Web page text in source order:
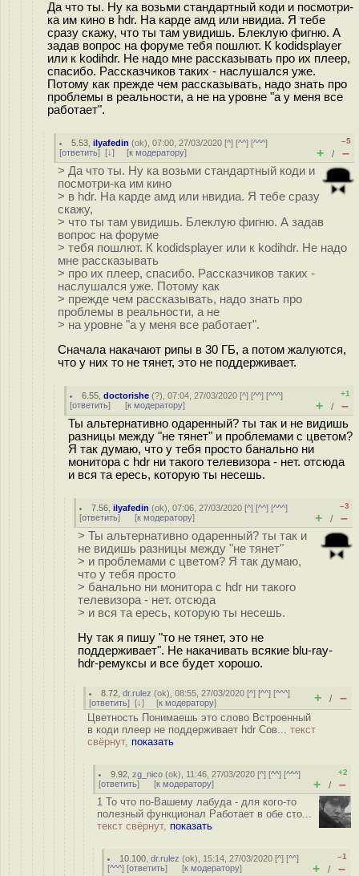
Да что ты. Ну ка возьми стандартный коди и посмотри-
ка им кино в hdr. На карде амд или нвидиа. Я тебе
сразу скажу, что ты там увидишь. Блеклую фигню. А
задав вопрос на форуме тебя пошлют. К kodidsplayer
или к kodihdr. Не надо мне рассказывать про их плеер,
спасибо. Рассказчиков таких - наслушался уже.
Потому как прежде чем рассказывать, надо знать про
проблемы в реальности, а не на уровне "а у меня все
работает".
5.53 ,ilyafedin (ok), 07:00, 27/03/2020 [^] [^^] [^^^]
[ответить] [↓] [к модератору]
–5
+ / –
> Да что ты. Ну ка возьми стандартный коди и
посмотри-ка им кино
> в hdr. На карде амд или нвидиа. Я тебе сразу
скажу,
> что ты там увидишь. Блеклую фигню. А задав
вопрос на форуме
> тебя пошлют. К kodidsplayer или к kodihdr. Не надо
мне рассказывать
> про их плеер, спасибо. Рассказчиков таких -
наслушался уже. Потому как
> прежде чем рассказывать, надо знать про
проблемы в реальности, а не
> на уровне "а у меня все работает".
Сначала накачают рипы в 30 ГБ, а потом жалуются,
что у них то не тянет, это не поддерживает.
6.55 ,doctorishe (?), 07:04, 27/03/2020 [^] [^^] [^^^]
[ответить] [к модератору]
+1
+ / –
Ты альтернативно одаренный? ты так и не видишь
разницы между "не тянет" и проблемами с цветом?
Я так думаю, что у тебя просто банально ни
монитора с hdr ни такого телевизора - нет. отсюда
и вся та ересь, которую ты несешь.
7.56 ,ilyafedin (ok), 07:06, 27/03/2020 [^] [^^] [^^^]
[ответить] [к модератору]
–3
+ / –
> Ты альтернативно одаренный? ты так и
не видишь разницы между "не тянет"
> и проблемами с цветом? Я так думаю,
что у тебя просто
> банально ни монитора с hdr ни такого
телевизора - нет. отсюда
> и вся та ересь, которую ты несешь.
Ну так я пишу "то не тянет, это не
поддерживает". Не накачивать всякие blu-ray-
hdr-ремуксы и все будет хорошо.
8.72 ,dr.rulez (ok), 08:55, 27/03/2020 [^] [^^] [^^^]
[ответить] [↓] [к модератору] + / –
Цветность Понимаешь это слово Встроенный
в коди плеер не поддерживает hdr Сов... текст
свёрнут, показать
9.92 ,zg_nico (ok), 11:46, 27/03/2020 [^] [^^] [^^^]
[ответить] [к модератору]
+2
+ / –
1 То что по-Вашему лабуда - для кого-то
полезный функционал Работает в обе сто...
текст свёрнут, показать
10.100 ,dr.rulez (ok), 15:14, 27/03/2020 [^] [^^]
[^^^] [ответить] [к модератору]
–1
+ / –